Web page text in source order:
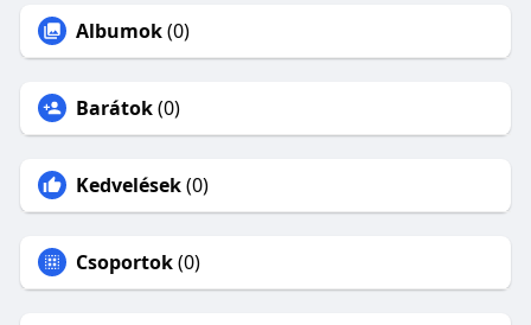
Albumok(0)
Barátok(0)
Kedvelések(0)
Csoportok(0)